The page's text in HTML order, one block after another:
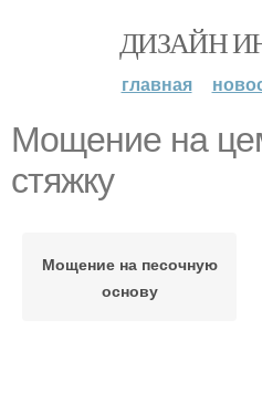
ДИЗАЙН
главная
Мощение на
стяжку
Мощение на песочную
основу